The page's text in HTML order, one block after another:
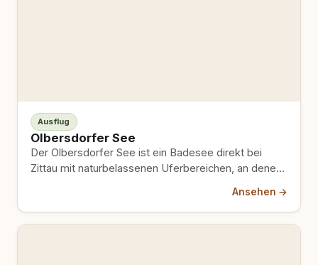
Ausflug
Olbersdorfer See
Der Olbersdorfer See ist ein Badesee direkt bei
Zittau mit naturbelassenen Uferbereichen, an denen
Ansehen →